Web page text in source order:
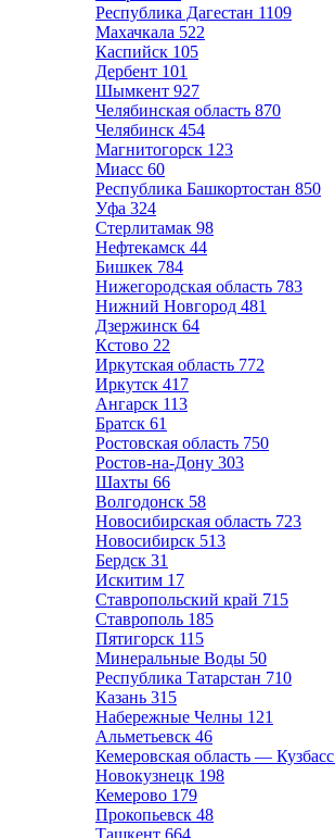
Республика Дагестан 1109
Махачкала 522
Каспийск 105
Дербент 101
Шымкент 927
Челябинская область 870
Челябинск 454
Магнитогорск 123
Миасс 60
Республика Башкортостан 850
Уфа 324
Стерлитамак 98
Нефтекамск 44
Бишкек 784
Нижегородская область 783
Нижний Новгород 481
Дзержинск 64
Кстово 22
Иркутская область 772
Иркутск 417
Ангарск 113
Братск 61
Ростовская область 750
Ростов-на-Дону 303
Шахты 66
Волгодонск 58
Новосибирская область 723
Новосибирск 513
Бердск 31
Искитим 17
Ставропольский край 715
Ставрополь 185
Пятигорск 115
Минеральные Воды 50
Республика Татарстан 710
Казань 315
Набережные Челны 121
Альметьевск 46
Кемеровская область — Кузбасс
Новокузнецк 198
Кемерово 179
Прокопьевск 48
Ташкент 664